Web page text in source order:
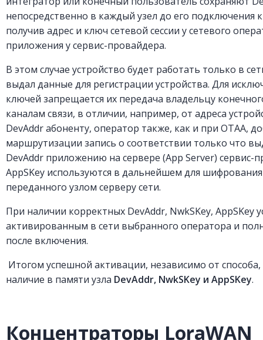
непосредственно в каждый узел до его подключения
получив адрес и ключ сетевой сессии у сетевого
приложения у сервис-провайдера.
В этом случае устройство будет работать только в
выдал данные для регистрации устройства. Для
ключей запрещается их передача владельцу
каналам связи, в отличии, например, от адреса
DevAddr абоненту, оператор также, как и при OTAA,
маршрутизации запись о соответствии только что
DevAddr приложению на сервере (App Server) сервис-
AppSKey используются в дальнейшем для
переданного узлом серверу сети.
При наличии корректных DevAddr, NwkSKey, AppSKey
активированным в сети выбранного оператора и
после включения.
Итогом успешной активации, независимо от способа,
наличие в памяти узла DevAddr, NwkSKey и AppSKey.
Концентраторы LoraWAN